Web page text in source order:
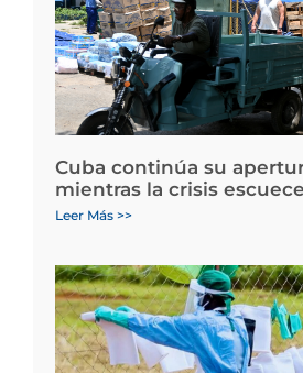
Cuba continúa su
mientras la crisis
Leer Más >>